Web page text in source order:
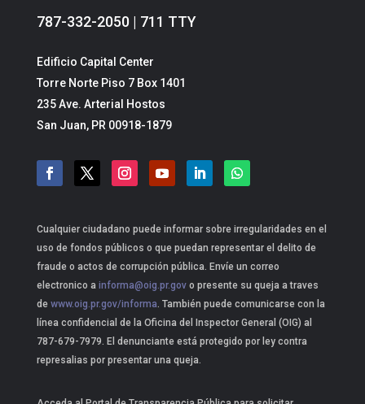
787-332-2050 | 711 TTY
Edificio Capital Center
Torre Norte Piso 7 Box 1401
235 Ave. Arterial Hostos
San Juan, PR 00918-1879
Cualquier ciudadano puede informar sobre irregularidades en el
uso de fondos públicos o que puedan representar el delito de
fraude o actos de corrupción pública. Envíe un correo
electronico a informa@oig.pr.govo presente su queja a traves
dewww.oig.pr.gov/informa. También puede comunicarse con la
línea confidencial de la Oficina del Inspector General (OIG) al
787-679-7979. El denunciante está protegido por ley contra
represalias por presentar una queja.